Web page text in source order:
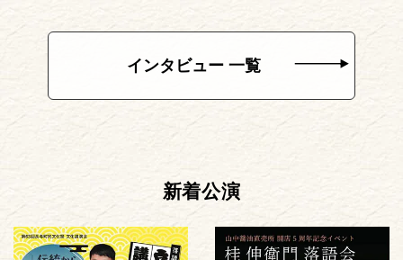
インタビュー 一覧
新着公演